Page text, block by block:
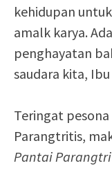
kehidupan
amalk karya.
penghayatan
saudara kita,
Teringat
Parangtritis,
Pantai